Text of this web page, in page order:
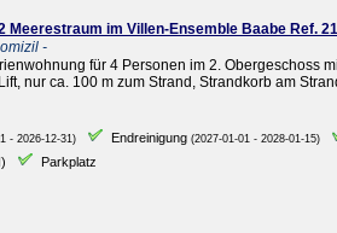
im Villen-Ensemble Baabe Ref.
-
für 4 Personen im 2. Obergeschoss mit
ca. 100 m zum Strand, Strandkorb am Strand
12-31) Endreinigung(2027-01-01 - 2028-01-15)
Parkplatz